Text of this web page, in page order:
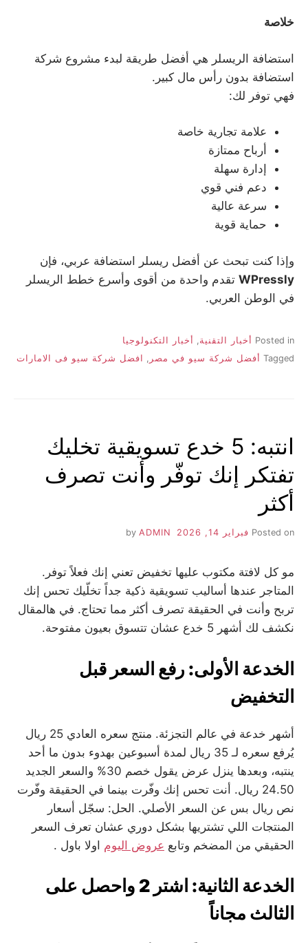
خلاصة
استضافة الريسلر هي أفضل طريقة لبدء مشروع شركة
استضافة بدون رأس مال كبير.
فهي توفر لك:
علامة تجارية خاصة
أرباح ممتازة
إدارة سهلة
دعم فني قوي
سرعة عالية
حماية قوية
وإذا كنت تبحث عن أفضل ريسلر استضافة عربي، فإن
WPressly تقدم واحدة من أقوى وأسرع خطط الريسلر
في الوطن العربي.
Posted in أخبار التقنية
أخبار التكنولوجيا
Tagged أفضل شركة سيو في مصر , افضل شركة سيو فى الامارات
انتبه: 5 خدع تسويقية تخليك
تفتكر إنك توفّر وأنت تصرف
أكثر
Posted on فبراير 14, 2026 ADMIN
مو كل لافتة مكتوب عليها تخفيض تعني إنك فعلاً توفر.
المتاجر عندها أساليب تسويقية ذكية جداً تخلّيك تحس إنك
تربح وأنت في الحقيقة تصرف أكثر مما تحتاج. في هالمقال
نكشف لك أشهر 5 خدع عشان تتسوق بعيون مفتوحة.
الخدعة الأولى: رفع السعر قبل
التخفيض
أشهر خدعة في عالم التجزئة. منتج سعره العادي 25 ريال
يُرفع سعره لـ 35 ريال لمدة أسبوعين بهدوء بدون ما أحد
ينتبه، وبعدها ينزل عرض يقول خصم 30% والسعر الجديد
24.50 ريال. أنت تحس إنك وفّرت بينما في الحقيقة وفّرت
نص ريال بس عن السعر الأصلي. الحل: سجّل أسعار
المنتجات اللي تشتريها بشكل دوري عشان تعرف السعر
الحقيقي من المضخم وتابع عروض اليوم اولا باول .
الخدعة الثانية: اشتر 2 واحصل على
الثالث مجاناً